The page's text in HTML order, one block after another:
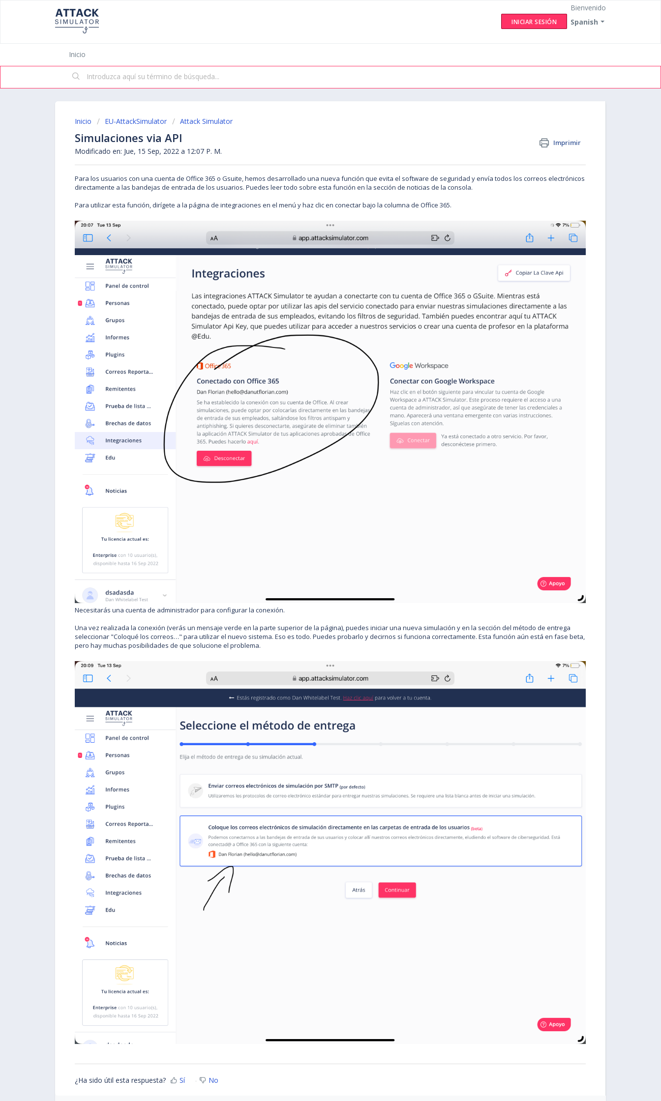
Spanish
Bienvenido
INICIAR SESIÓN
Inicio
Inicio EU-AttackSimulator Attack Simulator
Simulaciones via API Imprimir
Modificado en: Jue, 15 Sep, 2022 a 12:07 P. M.
Para los usuarios con una cuenta de Office 365 o Gsuite, hemos desarrollado una nueva función que evita el software de seguridad y envía todos los correos electrónicos
directamente a las bandejas de entrada de los usuarios. Puedes leer todo sobre esta función en la sección de noticias de la consola.
Para utilizar esta función, dirígete a la página de integraciones en el menú y haz clic en conectar bajo la columna de Office 365.
Necesitarás una cuenta de administrador para configurar la conexión.
Una vez realizada la conexión (verás un mensaje verde en la parte superior de la página), puedes iniciar una nueva simulación y en la sección del método de entrega
seleccionar "Coloqué los correos…" para utilizar el nuevo sistema. Eso es todo. Puedes probarlo y decirnos si funciona correctamente. Esta función aún está en fase beta,
pero hay muchas posibilidades de que solucione el problema.
¿Ha sido útil esta respuesta? Sí No